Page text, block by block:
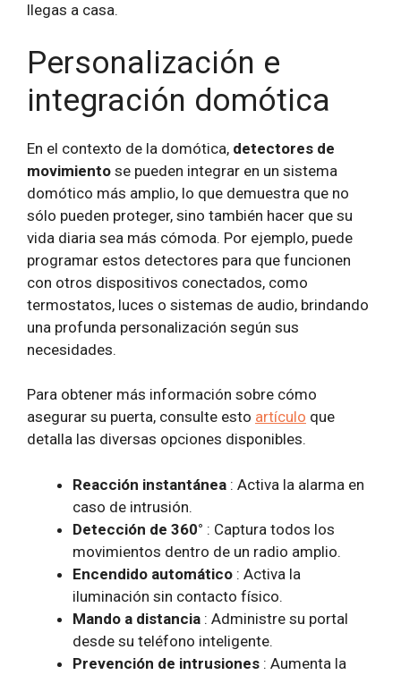
llegas a casa.
Personalización e
integración domótica
En el contexto de la domótica, detectores de
movimiento se pueden integrar en un sistema
domótico más amplio, lo que demuestra que no
sólo pueden proteger, sino también hacer que su
vida diaria sea más cómoda. Por ejemplo, puede
programar estos detectores para que funcionen
con otros dispositivos conectados, como
termostatos, luces o sistemas de audio, brindando
una profunda personalización según sus
necesidades.
Para obtener más información sobre cómo
asegurar su puerta, consulte esto artículo que
detalla las diversas opciones disponibles.
Reacción instantánea : Activa la alarma en
caso de intrusión.
Detección de 360° : Captura todos los
movimientos dentro de un radio amplio.
Encendido automático : Activa la
iluminación sin contacto físico.
Mando a distancia : Administre su portal
desde su teléfono inteligente.
Prevención de intrusiones : Aumenta la